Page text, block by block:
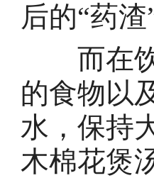
后的“药
而在饮
的食物以
水，保持
木棉花煲